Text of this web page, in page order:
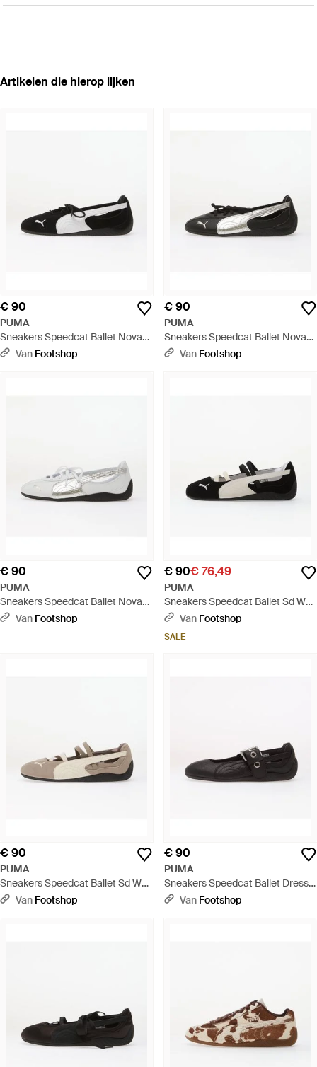
Artikelen die hierop lijken
€ 90
PUMA
Sneakers Speedcat Ballet Nova
Wns Eur - Zwart
Van Footshop
€ 90
PUMA
Sneakers Speedcat Ballet Nova
Metallic Wns Eur - Zwart
Van Footshop
€ 90
PUMA
Sneakers Speedcat Ballet Nova
Metallic Wns Eur - Wit
Van Footshop
€ 90€ 76,49
PUMA
Sneakers Speedcat Ballet Sd Wns
P. P. Warm Eur - Zwart
Van Footshop
SALE
€ 90
PUMA
Sneakers Speedcat Ballet Sd Wns
Mouse/ Eur - Wit
Van Footshop
€ 90
PUMA
Sneakers Speedcat Ballet Dress-
Up Wns Eur - Zwart
Van Footshop